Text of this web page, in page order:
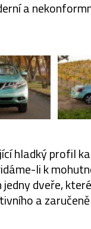
a
hladký profil
li k
dveře,
a